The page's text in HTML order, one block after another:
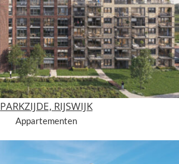
PARKZIJDE, RIJSWIJK
Appartementen